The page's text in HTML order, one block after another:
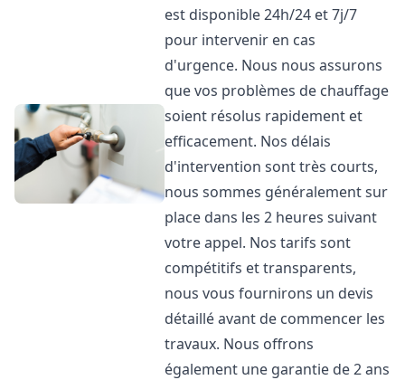
est disponible 24h/24 et 7j/7
pour intervenir en cas
d'urgence. Nous nous assurons
que vos problèmes de chauffage
soient résolus rapidement et
efficacement. Nos délais
d'intervention sont très courts,
nous sommes généralement sur
place dans les 2 heures suivant
votre appel. Nos tarifs sont
compétitifs et transparents,
nous vous fournirons un devis
détaillé avant de commencer les
travaux. Nous offrons
également une garantie de 2 ans